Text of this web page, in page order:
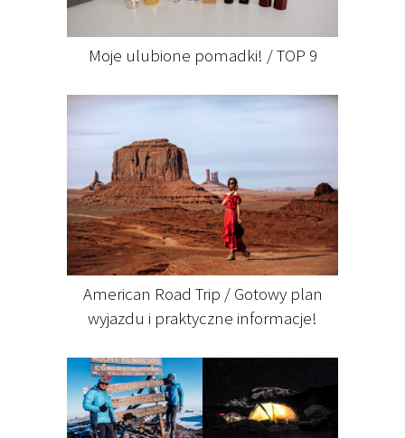
Moje ulubione pomadki! / TOP 9
American Road Trip / Gotowy plan
wyjazdu i praktyczne informacje!